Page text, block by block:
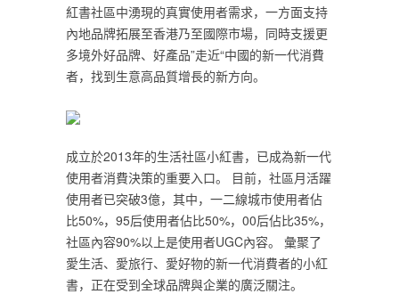
紅書社區中湧現的真實使用者需求，一方面支持
內地品牌拓展至香港乃至國際市場，同時支援更
多境外好品牌、好產品”走近“中國的新一代消費
者，找到生意高品質增長的新方向。
成立於2013年的生活社區小紅書，已成為新一代
使用者消費決策的重要入口。 目前，社區月活躍
使用者已突破3億，其中，一二線城市使用者佔
比50%，95后使用者佔比50%，00后佔比35%，
社區內容90%以上是使用者UGC內容。 彙聚了
愛生活、愛旅行、愛好物的新一代消費者的小紅
書，正在受到全球品牌與企業的廣泛關注。